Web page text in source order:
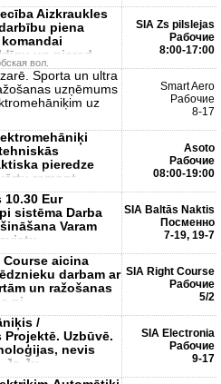
Aizkraukles
piena
un piered
вол.
SIA Zs pilslejas
Рабочие
8:00-17:00
Sporta un ultra
uzņēmums
uz
Smart Aero
Рабочие
8-17
pieredze
remont
Asoto
Рабочие
08:00-19:00
Eur
sistēma Darba
Varam
SIA Baltās Naktis
Посменно
7-19, 19-7
Course aicina
darbam ar
un ražošanas
pi
SIA Right Course
Рабочие
5/2
/
Uzbūvē.
nevis
Ja Ju
SIA Electronia
Рабочие
9-17